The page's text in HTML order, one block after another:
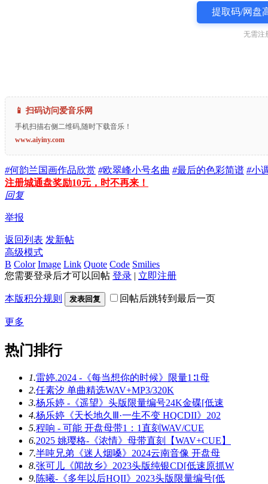
提取码/网盘
无需注
📱 扫码访问爱音乐网
手机扫描右侧二维码,随时下载音乐！
www.aiyiny.com
#何韵兰国画作品欣赏 #欧翠峰小号名曲 #最后的色彩简谱 #小
注册城通盘奖励10元，时不再来！
回复
举报
返回列表 发新帖
高级模式
B Color Image Link Quote Code Smilies
您需要登录后才可以回帖 登录 | 立即注册
本版积分规则 发表回复 回帖后跳转到最后一页
更多
热门排行
1.雷婷.2024 -《每当想你的时候》限量1∶1母
2.任素汐 单曲精选WAV+MP3/320K
3.杨乐婷 -《遥望》头版限量编号24K金碟[低速
4.杨乐婷《天长地久Ⅲ·一生不变 HQCDII》202
5.程响 - 可能 开盘母带1：1直刻WAV/CUE
6.2025 姚璎格-《浓情》母带直刻【WAV+CUE】
7.半吨兄弟《迷人烟嗓》2024云南音像 开盘母
8.张可儿《闻故乡》2023头版纯银CD[低速原抓W
9.陈曦-《多年以后HQII》2023头版限量编号[低